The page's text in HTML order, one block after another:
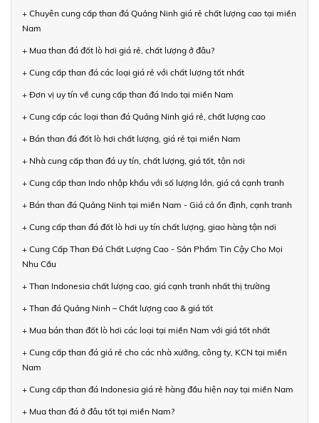
+ Chuyên cung cấp than đá Quảng Ninh giá rẻ chất lượng cao tại miền
Nam
+ Mua than đá đốt lò hơi giá rẻ, chất lượng ở đâu?
+ Cung cấp than đá các loại giá rẻ với chất lượng tốt nhất
+ Đơn vị uy tín về cung cấp than đá Indo tại miền Nam
+ Cung cấp các loại than đá Quảng Ninh giá rẻ, chất lượng cao
+ Bán than đá đốt lò hơi chất lượng, giá rẻ tại miền Nam
+ Nhà cung cấp than đá uy tín, chất lượng, giá tốt, tận nơi
+ Cung cấp than Indo nhập khẩu với số lượng lớn, giá cả cạnh tranh
+ Bán than đá Quảng Ninh tại miền Nam - Giá cả ổn định, cạnh tranh
+ Cung cấp than đá đốt lò hơi uy tín chất lượng, giao hàng tận nơi
+ Cung Cấp Than Đá Chất Lượng Cao - Sản Phẩm Tin Cậy Cho Mọi
Nhu Cầu
+ Than Indonesia chất lượng cao, giá cạnh tranh nhất thị trường
+ Than đá Quảng Ninh – Chất lượng cao & giá tốt
+ Mua bán than đốt lò hơi các loại tại miền Nam với giá tốt nhất
+ Cung cấp than đá giá rẻ cho các nhà xưởng, công ty, KCN tại miền
Nam
+ Cung cấp than đá Indonesia giá rẻ hàng đầu hiện nay tại miền Nam
+ Mua than đá ở đâu tốt tại miền Nam?